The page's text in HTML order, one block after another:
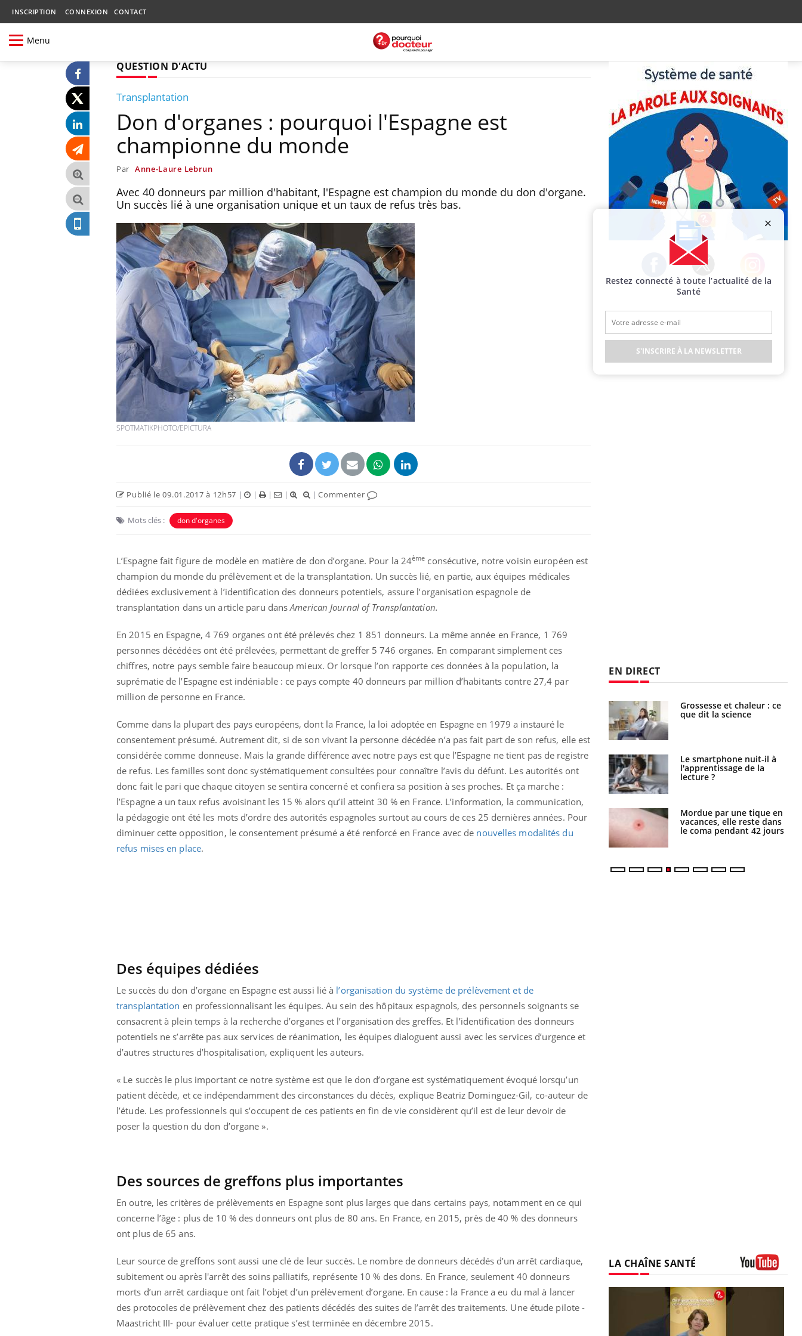
INSCRIPTION CONNEXION CONTACT
Menu
QUESTION D'ACTU
Transplantation
Don d'organes : pourquoi l'Espagne est
championne du monde
Par Anne-Laure Lebrun
Avec 40 donneurs par million d'habitant, l'Espagne est champion du monde du don d'organe.
Un succès lié à une organisation unique et un taux de refus très bas.
SPOTMATIKPHOTO/EPICTURA
Publié le 09.01.2017 à 12h57 | | | | |Commenter
Mots clés : don d'organes
L’Espagne fait figure de modèle en matière de don d’organe. Pour la 24ème consécutive, notre voisin européen est
champion du monde du prélèvement et de la transplantation. Un succès lié, en partie, aux équipes médicales
dédiées exclusivement à l’identification des donneurs potentiels, assure l’organisation espagnole de
transplantation dans un article paru dansAmerican Journal of Transplantation.
En 2015 en Espagne, 4 769 organes ont été prélevés chez 1 851 donneurs. La même année en France, 1 769
personnes décédées ont été prélevées, permettant de greffer 5 746 organes. En comparant simplement ces
chiffres, notre pays semble faire beaucoup mieux. Or lorsque l’on rapporte ces données à la population, la
suprématie de l’Espagne est indéniable : ce pays compte 40 donneurs par million d’habitants contre 27,4 par
million de personne en France.
Comme dans la plupart des pays européens, dont la France, la loi adoptée en Espagne en 1979 a instauré le
consentement présumé. Autrement dit, si de son vivant la personne décédée n’a pas fait part de son refus, elle est
considérée comme donneuse. Mais la grande différence avec notre pays est que l’Espagne ne tient pas de registre
de refus. Les familles sont donc systématiquement consultées pour connaître l’avis du défunt. Les autorités ont
donc fait le pari que chaque citoyen se sentira concerné et confiera sa position à ses proches. Et ça marche :
l’Espagne a un taux refus avoisinant les 15 % alors qu’il atteint 30 % en France. L’information, la communication,
la pédagogie ont été les mots d’ordre des autorités espagnoles surtout au cours de ces 25 dernières années. Pour
diminuer cette opposition, le consentement présumé a été renforcé en France avec de nouvelles modalités du
refus mises en place.
Des équipes dédiées
Le succès du don d’organe en Espagne est aussi lié à l’organisation du système de prélèvement et de
transplantation en professionnalisant les équipes. Au sein des hôpitaux espagnols, des personnels soignants se
consacrent à plein temps à la recherche d’organes et l’organisation des greffes. Et l’identification des donneurs
potentiels ne s’arrête pas aux services de réanimation, les équipes dialoguent aussi avec les services d’urgence et
d’autres structures d’hospitalisation, expliquent les auteurs.
« Le succès le plus important ce notre système est que le don d’organe est systématiquement évoqué lorsqu’un
patient décède, et ce indépendamment des circonstances du décès, explique Beatriz Dominguez-Gil, co-auteur de
l’étude. Les professionnels qui s’occupent de ces patients en fin de vie considèrent qu’il est de leur devoir de
poser la question du don d’organe ».
Des sources de greffons plus importantes
En outre, les critères de prélèvements en Espagne sont plus larges que dans certains pays, notamment en ce qui
concerne l’âge : plus de 10 % des donneurs ont plus de 80 ans. En France, en 2015, près de 40 % des donneurs
ont plus de 65 ans.
Leur source de greffons sont aussi une clé de leur succès. Le nombre de donneurs décédés d’un arrêt cardiaque,
subitement ou après l'arrêt des soins palliatifs, représente 10 % des dons. En France, seulement 40 donneurs
morts d’un arrêt cardiaque ont fait l’objet d’un prélèvement d’organe. En cause : la France a eu du mal à lancer
des protocoles de prélèvement chez des patients décédés des suites de l’arrêt des traitements. Une étude pilote -
Maastricht III- pour évaluer cette pratique s’est terminée en décembre 2015.
Facebook Twitter Instagram
EN DIRECT
Chikungunya, dengue,
t-il dans le sud de la
Les médicaments GLP-1
protègent-ils aussi les os
?
Cytomégalovirus : ce qui
change dans la prise en
charge des femmes
enceintes
VIH : la fin du comprimé
tous les jours se profile-t-
elle enfin ?
Pourquoi votre ventre
gâche-t-il les premiers
jours de vos vacances ?
noyade grimpe-t-il ?
Le Viagra pourrait-il
freiner la propagation du
cancer ?
Pourquoi manger moins
de protéines pourrait
finalement être bénéfique
Grossesse et chaleur : ce
que dit la science
Le smartphone nuit-il à
l'apprentissage de la
lecture ?
Mordue par une tique en
vacances, elle reste dans
le coma pendant 42 jours
LA CHAÎNE SANTÉ
Carence en fer : comprendre pour
prévenirYoutube
Restez connecté à toute l’actualité de la
Santé
S'INSCRIRE À LA NEWSLETTER